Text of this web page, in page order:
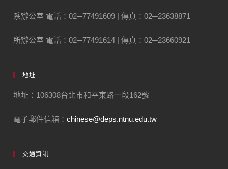
系辦公室 電話：02─77491609 | 傳真：02─23638871
所辦公室 電話：02─77491614 | 傳真：02─23660921
地址
地址：106308台北市和平東路一段162號
電子郵件信箱：chinese@deps.ntnu.edu.tw
交通資訊